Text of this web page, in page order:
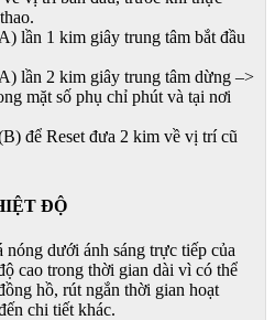
lần 1 kim giây trung tâm bắt đầu
lần 2 kim giây trung tâm dừng –>
mặt số phụ chỉ phút và tại nơi
để Reset đưa 2 kim về vị trí cũ
ĐỘ
dưới ánh sáng trực tiếp của
cao trong thời gian dài vì có thể
hồ, rút ngắn thời gian hoạt
chi tiết khác.